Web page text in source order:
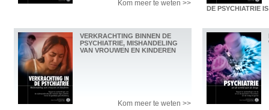
Kom meer te weten >>
DE PSYCHIATRIE
VERKRACHTING BINNEN DE
PSYCHIATRIE, MISHANDELING
VAN VROUWEN EN KINDEREN
Kom meer te weten >>